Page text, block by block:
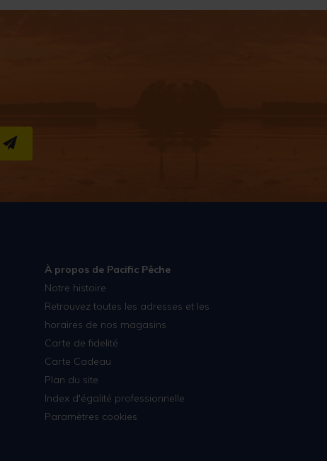
S''INSCRIRE
À propos de Pacific Pêche
Notre histoire
Retrouvez toutes les adresses et les
horaires de nos magasins
Carte de fidelité
Carte Cadeau
Plan du site
Index d'égalité professionnelle
Paramètres cookies